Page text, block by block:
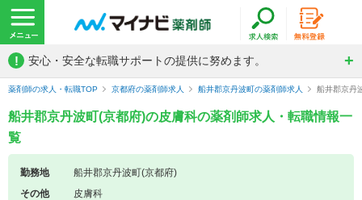
! 安心・安全な転職サポートの提供に努めます。
薬剤師の求人・転職TOP 京都府の薬剤師求人 船井郡京丹波町の薬剤師求人 船井郡京丹
船井郡京丹波町(京都府)の皮膚科の薬剤師求人・転職情報一
覧
勤務地
船井郡京丹波町(京都府)
その他
皮膚科